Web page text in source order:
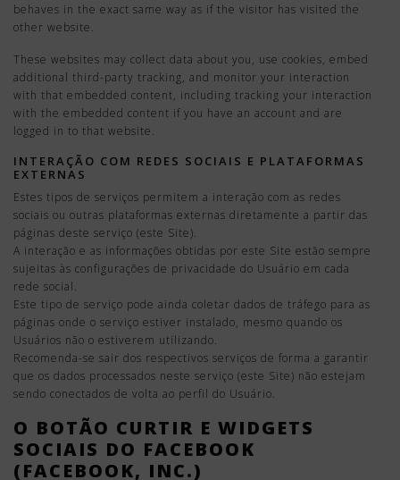
behaves in the exact same way as if the visitor has visited the
other website.
These websites may collect data about you, use cookies, embed
additional third-party tracking, and monitor your interaction
with that embedded content, including tracking your interaction
with the embedded content if you have an account and are
logged in to that website.
INTERAÇÃO COM REDES SOCIAIS E PLATAFORMAS
EXTERNAS
Estes tipos de serviços permitem a interação com as redes
sociais ou outras plataformas externas diretamente a partir das
páginas deste serviço (este Site).
A interação e as informações obtidas por este Site estão sempre
sujeitas às configurações de privacidade do Usuário em cada
rede social.
Este tipo de serviço pode ainda coletar dados de tráfego para as
páginas onde o serviço estiver instalado, mesmo quando os
Usuários não o estiverem utilizando.
Recomenda-se sair dos respectivos serviços de forma a garantir
que os dados processados neste serviço (este Site) não estejam
sendo conectados de volta ao perfil do Usuário.
O BOTÃO CURTIR E WIDGETS
SOCIAIS DO FACEBOOK
(FACEBOOK, INC.)